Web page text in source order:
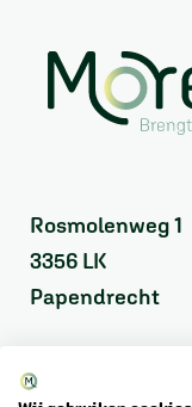
Rosmolenweg 1
3356 LK
Papendrecht